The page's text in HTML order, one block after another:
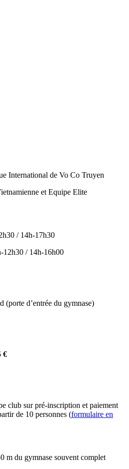
International de Vo Co Truyen
et Equipe Elite
/ 14h-17h30
12h30 / 14h-16h00
d’entrée du gymnase)
€
club sur pré-inscription et paiement
de 10 personnes (formulaire en
m du gymnase souvent complet